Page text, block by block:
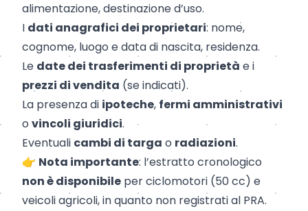
alimentazione, destinazione d’uso.
I dati anagrafici dei proprietari: nome,
cognome, luogo e data di nascita, residenza.
Le date dei trasferimenti di proprietà e i
prezzi di vendita (se indicati).
La presenza di ipoteche, fermi amministrativi
o vincoli giuridici.
Eventuali cambi di targa o radiazioni.
👉 Nota importante: l’estratto cronologico
non è disponibile per ciclomotori (50 cc) e
veicoli agricoli, in quanto non registrati al PRA.